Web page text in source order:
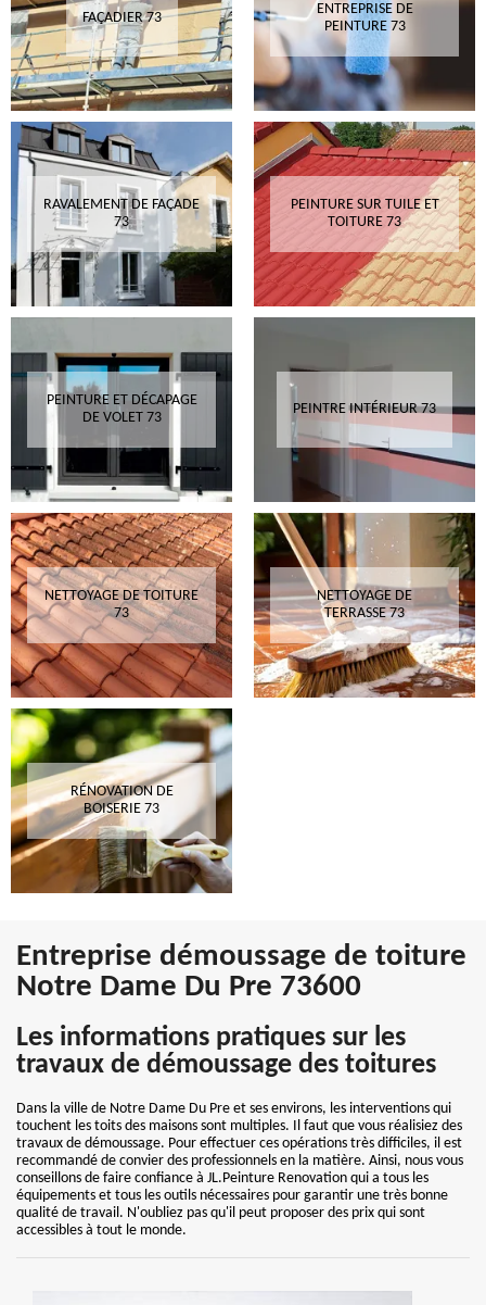
FAÇADIER 73
ENTREPRISE DE
PEINTURE 73
RAVALEMENT DE FAÇADE
73
PEINTURE SUR TUILE ET
TOITURE 73
PEINTURE ET DÉCAPAGE
DE VOLET 73
PEINTRE INTÉRIEUR 73
NETTOYAGE DE TOITURE
73
NETTOYAGE DE
TERRASSE 73
RÉNOVATION DE
BOISERIE 73
Entreprise démoussage de toiture
Notre Dame Du Pre 73600
Les informations pratiques sur les
travaux de démoussage des toitures
Dans la ville de Notre Dame Du Pre et ses environs, les interventions qui
touchent les toits des maisons sont multiples. Il faut que vous réalisiez des
travaux de démoussage. Pour effectuer ces opérations très difficiles, il est
recommandé de convier des professionnels en la matière. Ainsi, nous vous
conseillons de faire confiance à JL.Peinture Renovation qui a tous les
équipements et tous les outils nécessaires pour garantir une très bonne
qualité de travail. N'oubliez pas qu'il peut proposer des prix qui sont
accessibles à tout le monde.